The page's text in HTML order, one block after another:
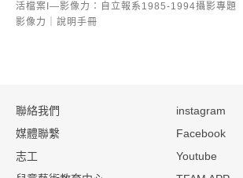
活檔案I—影像力：自立報系1985-1994攝影專題
影像力｜說明手冊
聯絡我們
媒體聯繫
志工
instagram
Facebook
Youtube